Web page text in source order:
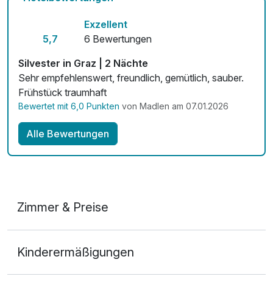
5,7
Exzellent
6 Bewertungen
Silvester in Graz | 2 Nächte
Sehr empfehlenswert, freundlich, gemütlich, sauber.
Frühstück traumhaft
Bewertet mit 6,0 Punkten von Madlen am 07.01.2026
Alle Bewertungen
Zimmer & Preise
2 Erwachsene
Kinderermäßigungen